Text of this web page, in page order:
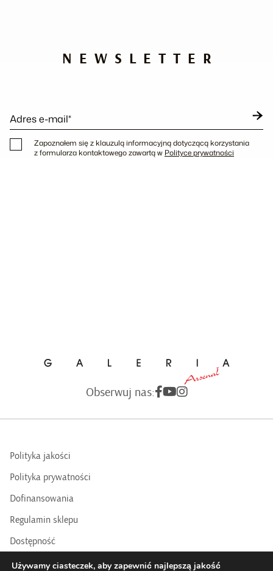
NEWSLETTER
Adres e-mail*
Zapoznałem się z klauzulą informacyjną dotyczącą korzystania
z formularza kontaktowego zawartą w Polityce prywatności
Obserwuj nas:
Polityka jakości
Polityka prywatności
Dofinansowania
Regulamin sklepu
Dostępność
BIP
Używamy ciasteczek, aby zapewnić najlepszą jakość